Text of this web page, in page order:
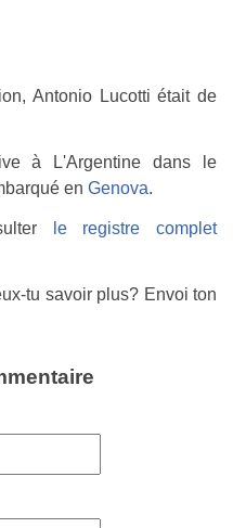
Antonio Lucotti était de
à L'Argentine dans le
en Genova.
le registre complet
tu savoir plus? Envoi ton